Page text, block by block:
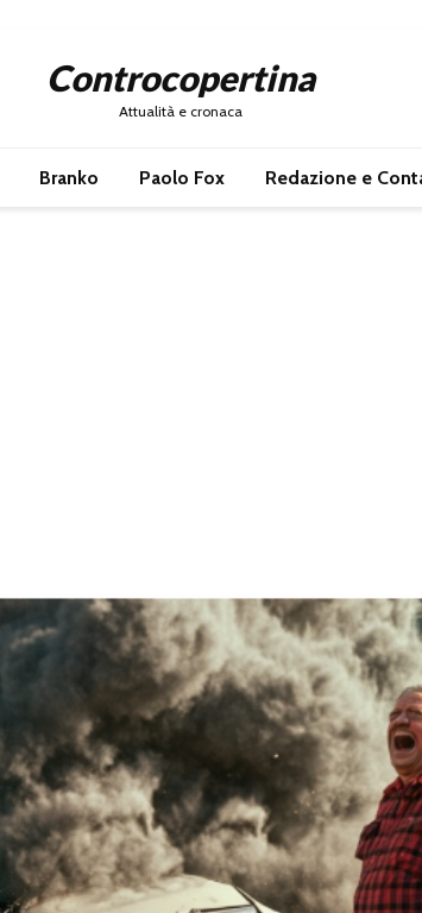
Controcopertina
Attualità e cronaca
Branko Paolo Fox Redazione e